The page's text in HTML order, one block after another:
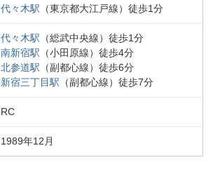
代々木駅 （東京都大江戸線） 徒歩1分
代々木駅 （総武中央線） 徒歩1分
南新宿駅 （小田原線） 徒歩4分
北参道駅 （副都心線） 徒歩6分
新宿三丁目駅 （副都心線） 徒歩7分
RC
1989年12 月